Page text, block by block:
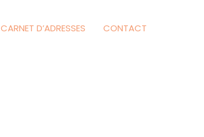
CARNET D’ADRESSES CONTACT